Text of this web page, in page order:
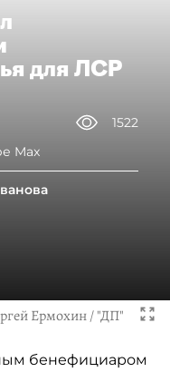
для ЛСР
1522
Max
Ермохин / "ДП"
бенефициаром